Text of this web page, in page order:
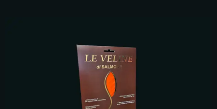
AGGIUNGI AL CARRELLO